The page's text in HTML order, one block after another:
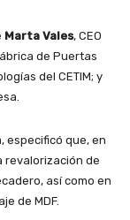
Marta Vales, CEO
de Puertas
del CETIM; y
especificó que, en
revalorización de
así como en
de MDF.